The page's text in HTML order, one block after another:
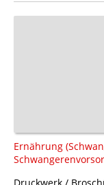
Ernährung